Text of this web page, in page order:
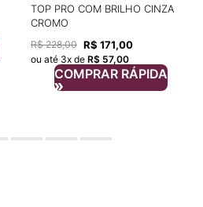
TOP PRO COM BRILHO CINZA
CROMO
R$ 228,00 R$ 171,00
ou até 3x de R$ 57,00
COMPRAR RÁPIDA